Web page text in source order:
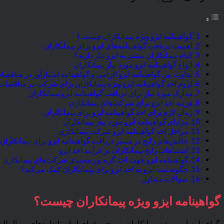
گواهینامه ایزو ویژه پیمانکاران چیست؟
اهمیت دریافت گواهینامه‌های ایزو برای پیمانکاران
کدام پیمانکاران بیشتر به ایزو نیاز دارند؟
انواع گواهینامه‌ ایزو مورد نیاز پیمانکاران
تفاوت بین گواهینامه ایزو الزامی و گواهینامه امتیازآور در
لزوم اخذ گواهینامه ایزو ویژه پیمانکاران برای شرکت در
مدارک مورد نیاز برای دریافت گواهینامه ایزو پیمانکاران
هزینه اخذ ایزو برای شرکت‌های پیمانکاری
زمان لازم برای اخذ گواهینامه ایزو برای پیمانکاران
مزایای گواهینامه ایزو مورد نیاز پیمانکاران
مراحل اخذ گواهینامه ایزو شرکت پیمانکاری
چالش‌های رایج در مسیر دریافت گواهینامه ایزو برای پیمانکاران
اشتباهات رایج پیمانکاران در فرآیند اخذ ایزو
گواهینامه ایزو جهت اخذ گرید و رتبه‌بندی شرکت‌های پیمانکاری
چگونه ثبت ایزو به اخذ ایزو برای پیمانکاران کمک می‌کند؟
سوالات متداول
گواهینامه ایزو ویژه پیمانکاران چیست؟